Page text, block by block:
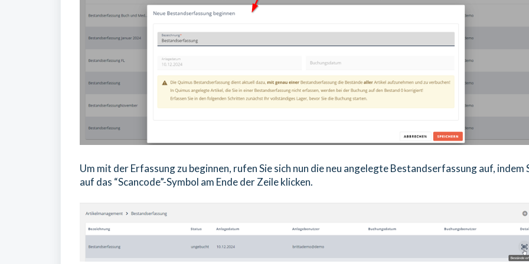
Um mit der Erfassung zu beginnen, rufen Sie sich nun die neu angelegte Bestandserfassung auf, indem
auf das “Scancode”-Symbol am Ende der Zeile klicken.